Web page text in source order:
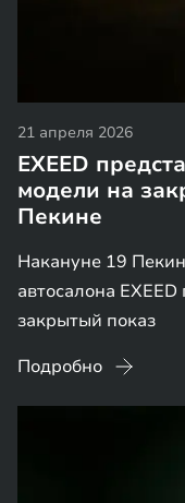
21 апреля 2026
EXEED
модели на
Пекине
Накануне 19
автосалона
закрытый показ
Подробно